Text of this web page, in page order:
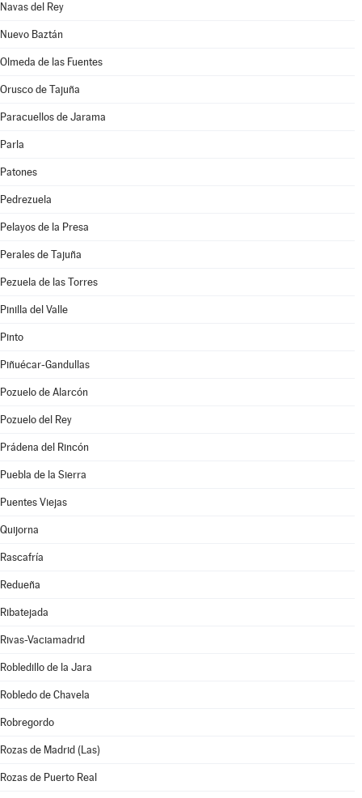
Navas del Rey
Nuevo Baztán
Olmeda de las Fuentes
Orusco de Tajuña
Paracuellos de Jarama
Parla
Patones
Pedrezuela
Pelayos de la Presa
Perales de Tajuña
Pezuela de las Torres
Pinilla del Valle
Pinto
Piñuécar-Gandullas
Pozuelo de Alarcón
Pozuelo del Rey
Prádena del Rincón
Puebla de la Sierra
Puentes Viejas
Quijorna
Rascafría
Redueña
Ribatejada
Rivas-Vaciamadrid
Robledillo de la Jara
Robledo de Chavela
Robregordo
Rozas de Madrid (Las)
Rozas de Puerto Real